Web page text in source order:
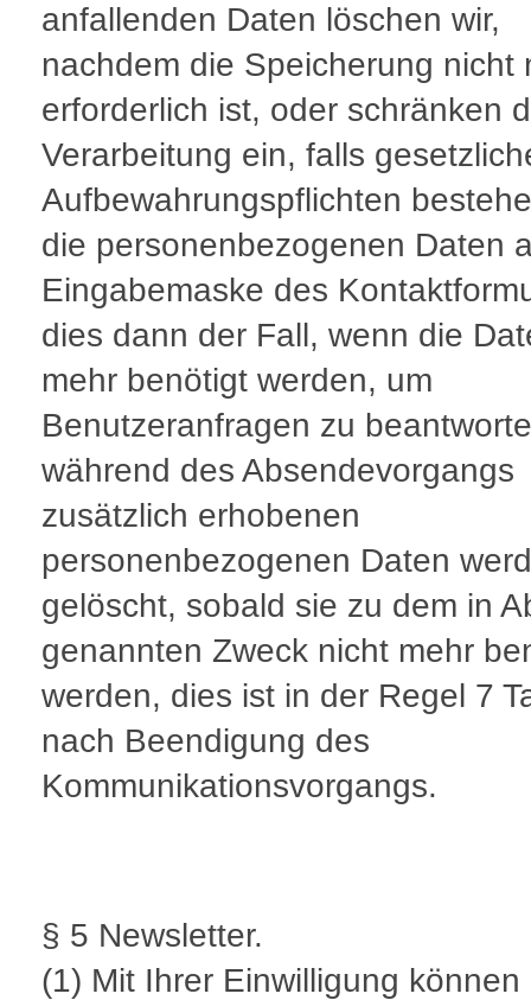
anfallenden Daten löschen wir,
nachdem die Speicherung nicht
erforderlich ist, oder schränken
Verarbeitung ein, falls
Aufbewahrungspflichten
die personenbezogenen Daten
Eingabemaske des
dies dann der Fall, wenn die
mehr benötigt werden, um
Benutzeranfragen zu
während des Absendevorgangs
zusätzlich erhobenen
personenbezogenen Daten
gelöscht, sobald sie zu dem in
genannten Zweck nicht mehr
werden, dies ist in der Regel 7
nach Beendigung des
Kommunikationsvorgangs.
§ 5 Newsletter.
(1) Mit Ihrer Einwilligung können